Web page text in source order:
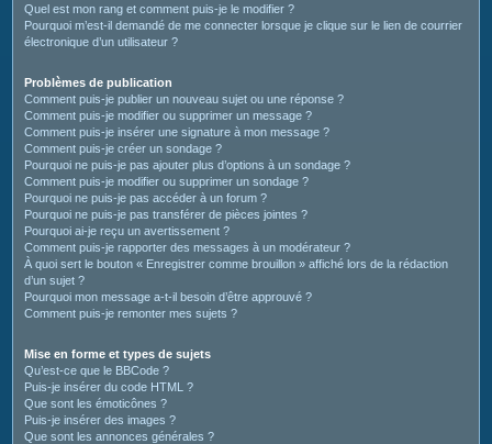
Quel est mon rang et comment puis-je le modifier ?
Pourquoi m’est-il demandé de me connecter lorsque je clique sur le lien de courrier
électronique d’un utilisateur ?
Problèmes de publication
Comment puis-je publier un nouveau sujet ou une réponse ?
Comment puis-je modifier ou supprimer un message ?
Comment puis-je insérer une signature à mon message ?
Comment puis-je créer un sondage ?
Pourquoi ne puis-je pas ajouter plus d’options à un sondage ?
Comment puis-je modifier ou supprimer un sondage ?
Pourquoi ne puis-je pas accéder à un forum ?
Pourquoi ne puis-je pas transférer de pièces jointes ?
Pourquoi ai-je reçu un avertissement ?
Comment puis-je rapporter des messages à un modérateur ?
À quoi sert le bouton « Enregistrer comme brouillon » affiché lors de la rédaction
d’un sujet ?
Pourquoi mon message a-t-il besoin d’être approuvé ?
Comment puis-je remonter mes sujets ?
Mise en forme et types de sujets
Qu’est-ce que le BBCode ?
Puis-je insérer du code HTML ?
Que sont les émoticônes ?
Puis-je insérer des images ?
Que sont les annonces générales ?